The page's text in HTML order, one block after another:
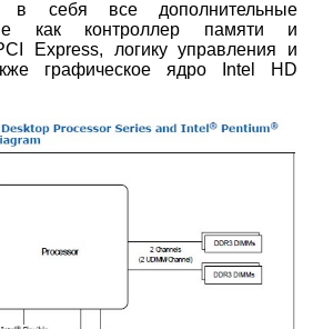
в себя все дополнительные
как контроллер памяти и
Express, логику управления и
графическое ядро Intel HD